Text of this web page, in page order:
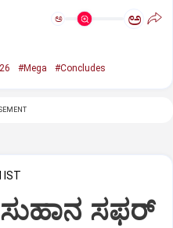
ಅ ಅ
#Mega #Concludes
IST
ಸಫರ್